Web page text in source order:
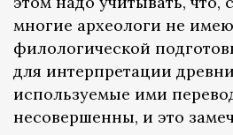
многие археологи не
филологической
для интерпретации
используемые ими
несовершенны, и это